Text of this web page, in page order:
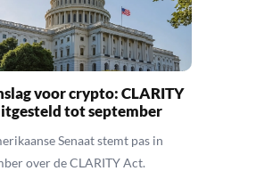
voor crypto: CLARITY
tot september
Senaat stemt pas in
over de CLARITY Act.